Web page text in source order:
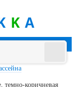
K A
темно-коричневая